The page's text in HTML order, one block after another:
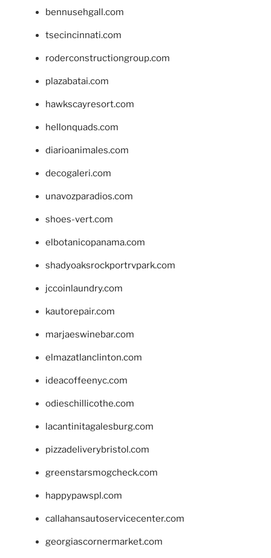
bennusehgall.com
tsecincinnati.com
roderconstructiongroup.com
plazabatai.com
hawkscayresort.com
hellonquads.com
diarioanimales.com
decogaleri.com
unavozparadios.com
shoes-vert.com
elbotanicopanama.com
shadyoaksrockportrvpark.com
jccoinlaundry.com
kautorepair.com
marjaeswinebar.com
elmazatlanclinton.com
ideacoffeenyc.com
odieschillicothe.com
lacantinitagalesburg.com
pizzadeliverybristol.com
greenstarsmogcheck.com
happypawspl.com
callahansautoservicecenter.com
georgiascornermarket.com